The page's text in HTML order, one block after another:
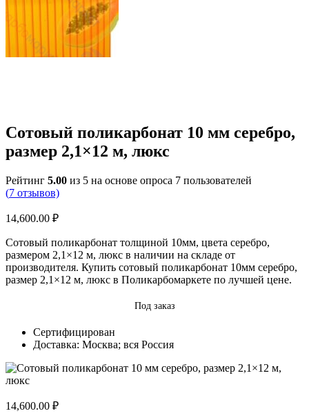
Сотовый поликарбонат 10 мм серебро,
размер 2,1×12 м, люкс
Рейтинг 5.00 из 5 на основе опроса 7 пользователей
(7 отзывов)
14,600.00 ₽
Сотовый поликарбонат толщиной 10мм, цвета серебро,
размером 2,1×12 м, люкс в наличии на складе от
производителя. Купить сотовый поликарбонат 10мм серебро,
размер 2,1×12 м, люкс в Поликарбомаркете по лучшей цене.
Под заказ
Сертифицирован
Доставка: Москва; вся Россия
14,600.00 ₽